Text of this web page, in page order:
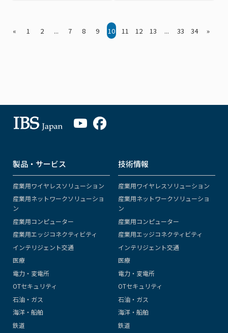
« 1 2 ... 7 8 9 10 11 12 13 ... 33 34 »
製品・サービス
産業用ワイヤレスソリューション
産業用ネットワークソリューショ
ン
産業用コンピューター
産業用エッジコネクティビティ
インテリジェント交通
医療
電力・変電所
OTセキュリティ
石油・ガス
海洋・船舶
鉄道
技術情報
産業用ワイヤレスソリューション
産業用ネットワークソリューショ
ン
産業用コンピューター
産業用エッジコネクティビティ
インテリジェント交通
医療
電力・変電所
OTセキュリティ
石油・ガス
海洋・船舶
鉄道